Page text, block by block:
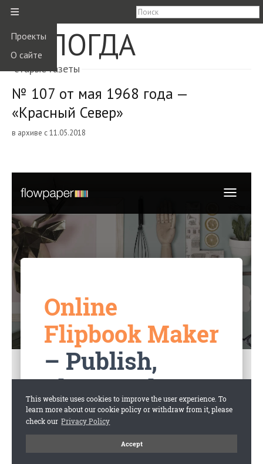
≡
Проекты
О сайте
ВОЛОГДА
старые газеты
№ 107 от мая 1968 года —
«Красный Север»
в архиве с 11.05.2018